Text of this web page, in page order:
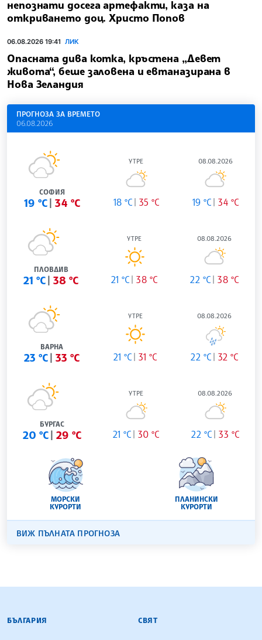
непознати досега артефакти, каза на
откриването доц. Христо Попов
06.08.2026 19:41 ЛИК
Опасната дива котка, кръстена „Девет
живота“, беше заловена и евтаназирана в
Нова Зеландия
ПРОГНОЗА ЗА ВРЕМЕТО
06.08.2026
СОФИЯ
19 °C 34 °C
УТРЕ
18 °C 35 °C
08.08.2026
19 °C 34 °C
ПЛОВДИВ
21 °C 38 °C
УТРЕ
21 °C 38 °C
08.08.2026
22 °C 38 °C
ВАРНА
23 °C 33 °C
УТРЕ
21 °C 31 °C
08.08.2026
22 °C 32 °C
БУРГАС
20 °C 29 °C
УТРЕ
21 °C 30 °C
08.08.2026
22 °C 33 °C
МОРСКИ
КУРОРТИ
ПЛАНИНСКИ
КУРОРТИ
ВИЖ ПЪЛНАТА ПРОГНОЗА
БЪЛГАРСКА ТЕЛЕГРАФНА АГЕНЦИЯ
БЪЛГАРИЯ СВЯТ